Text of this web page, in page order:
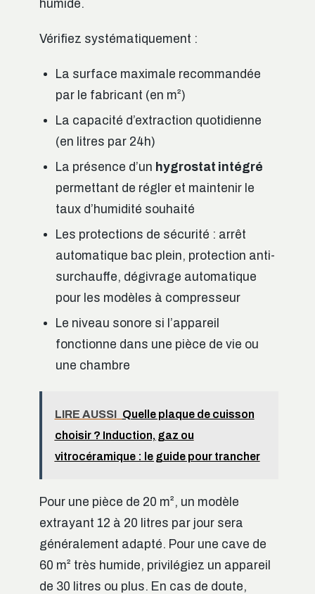
humide.
Vérifiez systématiquement :
La surface maximale recommandée
par le fabricant (en m²)
La capacité d’extraction quotidienne
(en litres par 24h)
La présence d’un hygrostat intégré
permettant de régler et maintenir le
taux d’humidité souhaité
Les protections de sécurité : arrêt
automatique bac plein, protection anti-
surchauffe, dégivrage automatique
pour les modèles à compresseur
Le niveau sonore si l’appareil
fonctionne dans une pièce de vie ou
une chambre
LIRE AUSSI Quelle plaque de cuisson
choisir ? Induction, gaz ou
vitrocéramique : le guide pour trancher
Pour une pièce de 20 m², un modèle
extrayant 12 à 20 litres par jour sera
généralement adapté. Pour une cave de
60 m² très humide, privilégiez un appareil
de 30 litres ou plus. En cas de doute,